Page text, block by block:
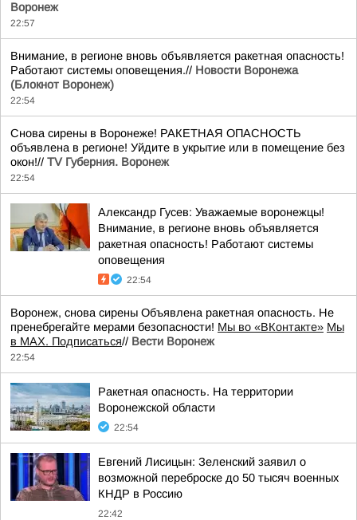
Воронеж
22:57
Внимание, в регионе вновь объявляется ракетная опасность!
Работают системы оповещения.// Новости Воронежа
(Блокнот Воронеж)
22:54
Снова сирены в Воронеже! РАКЕТНАЯ ОПАСНОСТЬ
объявлена в регионе! Уйдите в укрытие или в помещение без
окон!// TV Губерния. Воронеж
22:54
Александр Гусев: Уважаемые воронежцы!
Внимание, в регионе вновь объявляется
ракетная опасность! Работают системы
оповещения
22:54
Воронеж, снова сирены Объявлена ракетная опасность. Не
пренебрегайте мерами безопасности! Мы во «ВКонтакте» Мы
в MAX. Подписаться// Вести Воронеж
22:54
Ракетная опасность. На территории
Воронежской области
22:54
Евгений Лисицын: Зеленский заявил о
возможной переброске до 50 тысяч военных
КНДР в Россию
22:42